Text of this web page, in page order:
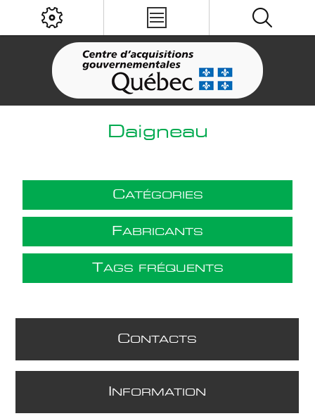
Daigneau
CATÉGORIES
FABRICANTS
TAGS FRÉQUENTS
CONTACTS
NFORMATION